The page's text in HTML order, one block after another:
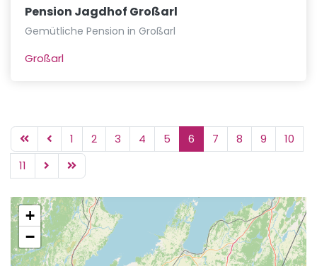
Pension Jagdhof Großarl
Gemütliche Pension in Großarl
Großarl
1 2 3 4 5 6 7 8 9
10
11
+
−